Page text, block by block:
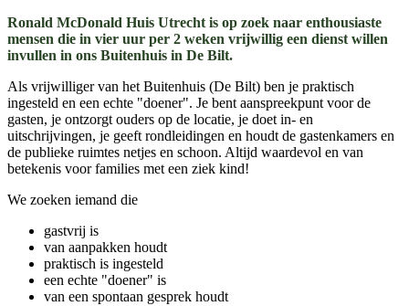
Ronald McDonald Huis Utrecht is op zoek naar enthousiaste
mensen die in vier uur per 2 weken vrijwillig een dienst willen
invullen in ons Buitenhuis in De Bilt.
Als vrijwilliger van het Buitenhuis (De Bilt) ben je praktisch
ingesteld en een echte "doener". Je bent aanspreekpunt voor de
gasten, je ontzorgt ouders op de locatie, je doet in- en
uitschrijvingen, je geeft rondleidingen en houdt de gastenkamers en
de publieke ruimtes netjes en schoon. Altijd waardevol en van
betekenis voor families met een ziek kind!
We zoeken iemand die
gastvrij is
van aanpakken houdt
praktisch is ingesteld
een echte "doener" is
van een spontaan gesprek houdt